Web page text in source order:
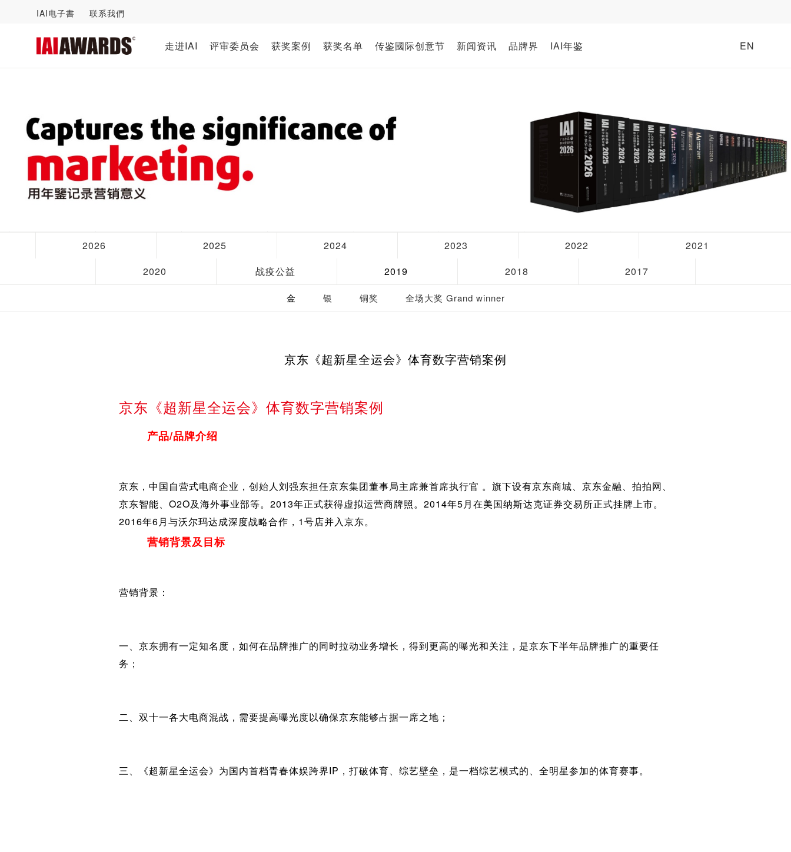
IAI电子書 联系我們
走进IAI 评审委员会 获奖案例 获奖名单 传鉴國际创意节 新闻资讯 品牌界 IAI年鉴 EN
2026 2025 2024 2023 2022
2021
2020
战疫公益 2019 2018 2017
金 银 铜奖 全场大奖 Grand winner
京东《超新星全运会》体育数字营销案例
京东《超新星全运会》体育数字营销案例
产品/品牌介绍
京东，中国自营式电商企业，创始人刘强东担任京东集团董事局主席兼首席执行官 。旗下设有京东商城、京东金融、拍拍网、
京东智能、O2O及海外事业部等。2013年正式获得虚拟运营商牌照。2014年5月在美国纳斯达克证券交易所正式挂牌上市。
2016年6月与沃尔玛达成深度战略合作，1号店并入京东。
营销背景及目标
营销背景：
一、京东拥有一定知名度，如何在品牌推广的同时拉动业务增长，得到更高的曝光和关注，是京东下半年品牌推广的重要任
务；
二、双十一各大电商混战，需要提高曝光度以确保京东能够占据一席之地；
三、《超新星全运会》为国内首档青春体娱跨界IP，打破体育、综艺壁垒，是一档综艺模式的、全明星参加的体育赛事。